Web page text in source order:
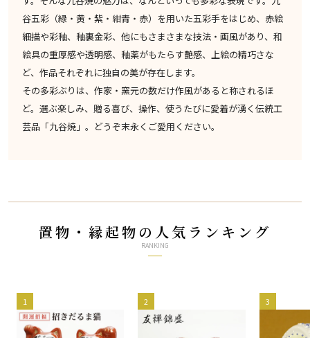
谷五彩（緑・黄・紫・紺青・赤）を用いた五彩手をはじめ、赤絵
細描や彩釉、釉裏金彩、他にもさまさまな技法・画風があり、和
絵具の重厚感や透明感、釉薬がもたらす艶感、上絵の精巧さな
ど、作品それぞれに独自の美が存在します。
その多彩ぶりは、作家・窯元の数だけ作風があると称されるほ
ど。選ぶ楽しみ、贈る喜び、操作、使うたびに愛着が湧く伝統工
芸品「九谷焼」。どうぞ末永くご愛用ください。
置物・縁起物の人気ランキング
RANKING
1 2 3